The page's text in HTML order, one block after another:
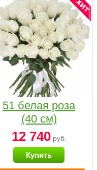
51 белая роза
(40 см)
12 740руб.
Купить